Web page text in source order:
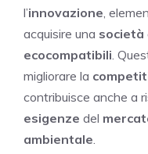
l’innovazione ,
acquisire una società
ecocompatibili .
migliorare la
contribuisce anche a
esigenze del
ambientale